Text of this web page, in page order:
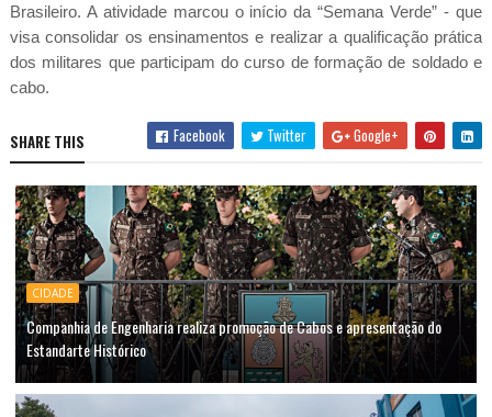
Brasileiro. A atividade marcou o início da “Semana Verde” - que
visa consolidar os ensinamentos e realizar a qualificação prática
dos militares que participam do curso de formação de soldado e
cabo.
SHARE THIS Facebook Twitter Google+
CIDADE
Companhia de Engenharia realiza promoção de Cabos e apresentação do
Estandarte Histórico